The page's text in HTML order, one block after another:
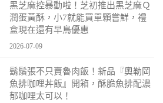
黑芝麻控暴動啦！芝初推出黑芝麻Ｑ
潤蛋黃酥，小7就能買單顆嘗鮮，禮
盒現在還有早鳥優惠
2026-07-09
鬍鬚張不只賣魯肉飯！新品『奧勒岡
魚排咖哩丼飯』開箱，酥脆魚排配濃
郁咖哩太可以！